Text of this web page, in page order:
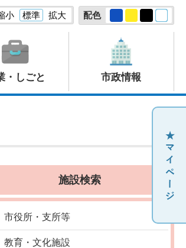
小 標準 拡大 配色
・しごと 市政情報
施設検索
市役所・支所等
教育・文化施設